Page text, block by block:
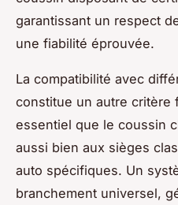
garantissant un respect
une fiabilité éprouvée.
La compatibilité avec
constitue un autre critère
essentiel que le coussin
aussi bien aux sièges
auto spécifiques. Un
branchement universel,